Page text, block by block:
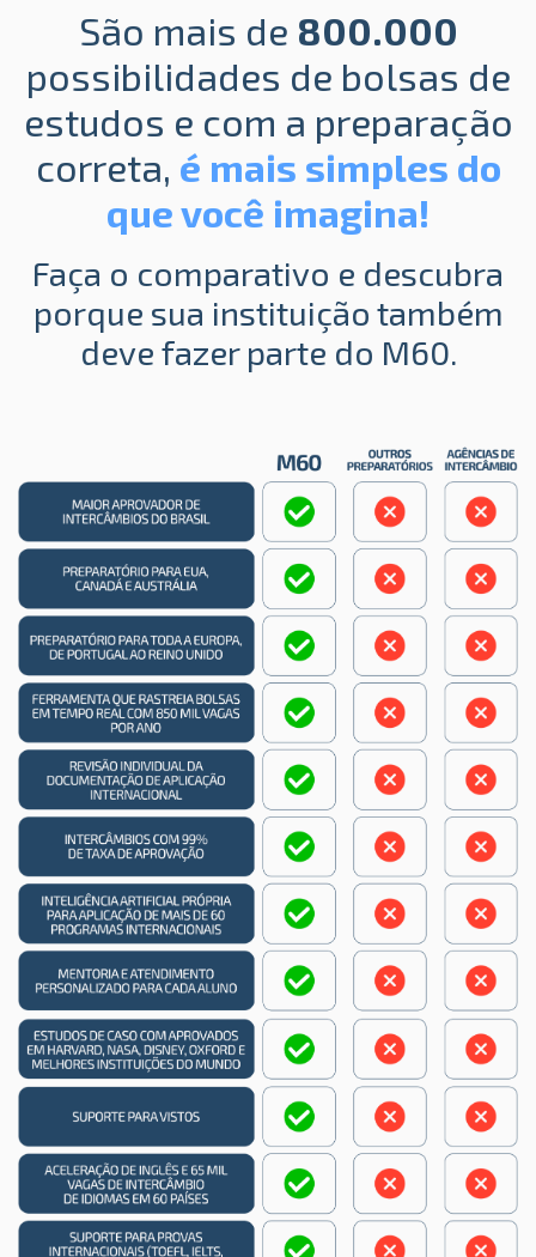
São mais de 800.000
possibilidades de bolsas de
estudos e com a preparação
correta, é mais simples do
que você imagina!
Faça o comparativo e descubra
porque sua instituição também
deve fazer parte do M60.